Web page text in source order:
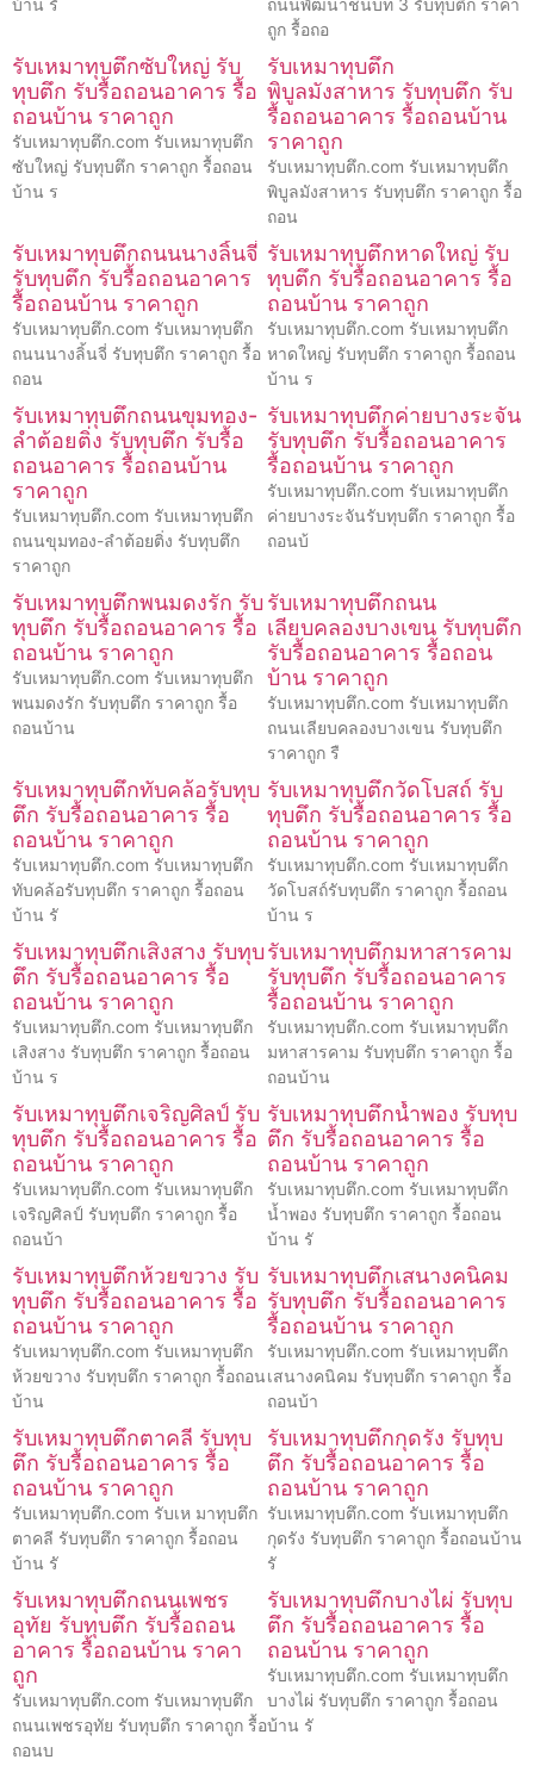
ถูก รื้อถอ
รับเหมาทุบตึกซับใหญ่ รับ
ทุบตึก รับรื้อถอนอาคาร รื้อ
ถอนบ้าน ราคาถูก
รับเหมาทุบตึก.com รับเหมาทุบตึก
ซับใหญ่ รับทุบตึก ราคาถูก รื้อถอน
บ้าน ร
รับเหมาทุบตึก
พิบูลมังสาหาร รับทุบตึก รับ
รื้อถอนอาคาร รื้อถอนบ้าน
ราคาถูก
รับเหมาทุบตึก.com รับเหมาทุบตึก
พิบูลมังสาหาร รับทุบตึก ราคาถูก รื้อ
ถอน
รับเหมาทุบตึกถนนนางลิ้นจี่
รับทุบตึก รับรื้อถอนอาคาร
รื้อถอนบ้าน ราคาถูก
รับเหมาทุบตึก.com รับเหมาทุบตึก
ถนนนางลิ้นจี่ รับทุบตึก ราคาถูก รื้อ
ถอน
รับเหมาทุบตึกหาดใหญ่ รับ
ทุบตึก รับรื้อถอนอาคาร รื้อ
ถอนบ้าน ราคาถูก
รับเหมาทุบตึก.com รับเหมาทุบตึก
หาดใหญ่ รับทุบตึก ราคาถูก รื้อถอน
บ้าน ร
รับเหมาทุบตึกถนนขุมทอง-
ลำต้อยติ่ง รับทุบตึก รับรื้อ
ถอนอาคาร รื้อถอนบ้าน
ราคาถูก
รับเหมาทุบตึก.com รับเหมาทุบตึก
ถนนขุมทอง-ลำต้อยติ่ง รับทุบตึก
ราคาถูก
รับเหมาทุบตึกค่ายบางระจัน
รับทุบตึก รับรื้อถอนอาคาร
รื้อถอนบ้าน ราคาถูก
รับเหมาทุบตึก.com รับเหมาทุบตึก
ค่ายบางระจันรับทุบตึก ราคาถูก รื้อ
ถอนบ้
รับเหมาทุบตึกพนมดงรัก รับ
ทุบตึก รับรื้อถอนอาคาร รื้อ
ถอนบ้าน ราคาถูก
รับเหมาทุบตึก.com รับเหมาทุบตึก
พนมดงรัก รับทุบตึก ราคาถูก รื้อ
ถอนบ้าน
รับเหมาทุบตึกถนน
เลียบคลองบางเขน รับทุบตึก
รับรื้อถอนอาคาร รื้อถอน
บ้าน ราคาถูก
รับเหมาทุบตึก.com รับเหมาทุบตึก
ถนนเลียบคลองบางเขน รับทุบตึก
ราคาถูก รื
รับเหมาทุบตึกทับคล้อรับทุบ
ตึก รับรื้อถอนอาคาร รื้อ
ถอนบ้าน ราคาถูก
รับเหมาทุบตึก.com รับเหมาทุบตึก
ทับคล้อรับทุบตึก ราคาถูก รื้อถอน
บ้าน รั
รับเหมาทุบตึกวัดโบสถ์ รับ
ทุบตึก รับรื้อถอนอาคาร รื้อ
ถอนบ้าน ราคาถูก
รับเหมาทุบตึก.com รับเหมาทุบตึก
วัดโบสถ์รับทุบตึก ราคาถูก รื้อถอน
บ้าน ร
รับเหมาทุบตึกเสิงสาง รับทุบ
ตึก รับรื้อถอนอาคาร รื้อ
ถอนบ้าน ราคาถูก
รับเหมาทุบตึก.com รับเหมาทุบตึก
เสิงสาง รับทุบตึก ราคาถูก รื้อถอน
บ้าน ร
รับเหมาทุบตึกมหาสารคาม
รับทุบตึก รับรื้อถอนอาคาร
รื้อถอนบ้าน ราคาถูก
รับเหมาทุบตึก.com รับเหมาทุบตึก
มหาสารคาม รับทุบตึก ราคาถูก รื้อ
ถอนบ้าน
รับเหมาทุบตึกเจริญศิลป์ รับ
ทุบตึก รับรื้อถอนอาคาร รื้อ
ถอนบ้าน ราคาถูก
รับเหมาทุบตึก.com รับเหมาทุบตึก
เจริญศิลป์ รับทุบตึก ราคาถูก รื้อ
ถอนบ้า
รับเหมาทุบตึกน้ำพอง รับทุบ
ตึก รับรื้อถอนอาคาร รื้อ
ถอนบ้าน ราคาถูก
รับเหมาทุบตึก.com รับเหมาทุบตึก
น้ำพอง รับทุบตึก ราคาถูก รื้อถอน
บ้าน รั
รับเหมาทุบตึกห้วยขวาง รับ
ทุบตึก รับรื้อถอนอาคาร รื้อ
ถอนบ้าน ราคาถูก
รับเหมาทุบตึก.com รับเหมาทุบตึก
ห้วยขวาง รับทุบตึก ราคาถูก รื้อถอน
บ้าน
รับเหมาทุบตึกเสนางคนิคม
รับทุบตึก รับรื้อถอนอาคาร
รื้อถอนบ้าน ราคาถูก
รับเหมาทุบตึก.com รับเหมาทุบตึก
เสนางคนิคม รับทุบตึก ราคาถูก รื้อ
ถอนบ้า
รับเหมาทุบตึกตาคลี รับทุบ
ตึก รับรื้อถอนอาคาร รื้อ
ถอนบ้าน ราคาถูก
รับเหมาทุบตึก.com รับเห มาทุบตึก
ตาคลี รับทุบตึก ราคาถูก รื้อถอน
บ้าน รั
รับเหมาทุบตึกกุดรัง รับทุบ
ตึก รับรื้อถอนอาคาร รื้อ
ถอนบ้าน ราคาถูก
รับเหมาทุบตึก.com รับเหมาทุบตึก
กุดรัง รับทุบตึก ราคาถูก รื้อถอนบ้าน
รั
รับเหมาทุบตึกถนนเพชร
อุทัย รับทุบตึก รับรื้อถอน
อาคาร รื้อถอนบ้าน ราคา
ถูก
รับเหมาทุบตึก.com รับเหมาทุบตึก
ถนนเพชรอุทัย รับทุบตึก ราคาถูก รื้อ
ถอนบ
รับเหมาทุบตึกบางไผ่ รับทุบ
ตึก รับรื้อถอนอาคาร รื้อ
ถอนบ้าน ราคาถูก
รับเหมาทุบตึก.com รับเหมาทุบตึก
บางไผ่ รับทุบตึก ราคาถูก รื้อถอน
บ้าน รั